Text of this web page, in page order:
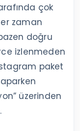
çok
zaman
doğru
izlenmeden
paket
üzerinden